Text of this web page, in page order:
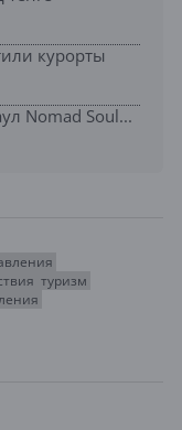
курорты
Nomad Soul...
туризм